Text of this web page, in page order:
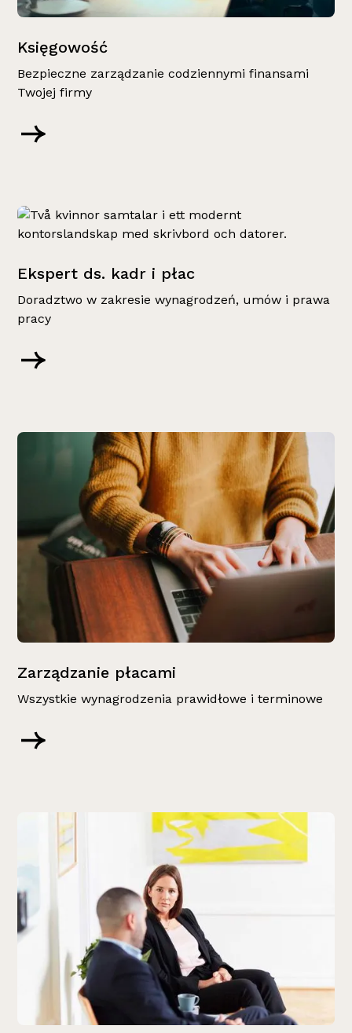
Księgowość
Bezpieczne zarządzanie codziennymi finansami
Twojej firmy
Ekspert ds. kadr i płac
Doradztwo w zakresie wynagrodzeń, umów i prawa
pracy
Zarządzanie płacami
Wszystkie wynagrodzenia prawidłowe i terminowe